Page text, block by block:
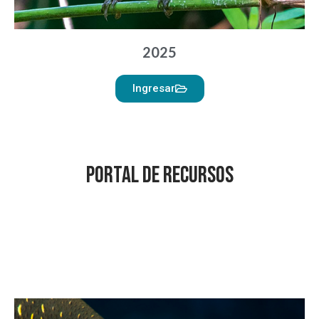
2025
Ingresar
Portal de recursos